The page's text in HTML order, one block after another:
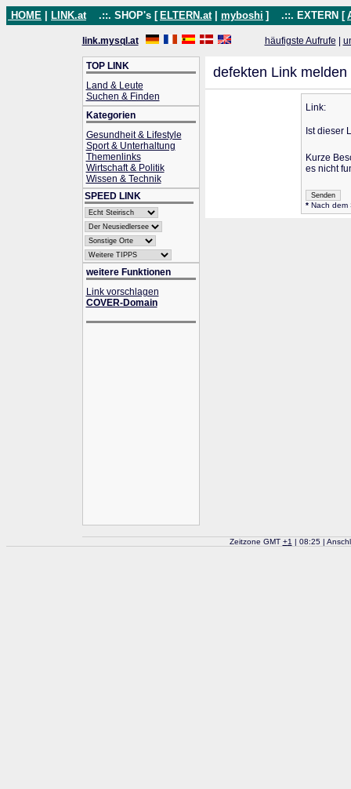
HOME LINK.at .::. SHOP's [ ELTERN.at myboshi ] .::. EXTERN [
link.mysql.at häufigste Aufrufe
TOP LINK
Land & Leute
Suchen & Finden
Kategorien
Gesundheit & Lifestyle
Sport & Unterhaltung
Themenlinks
Wirtschaft & Politik
Wissen & Technik
SPEED LINK
weitere Funktionen
Link vorschlagen
COVER-Domain
defekten Link melden
Link:
Ist dieser
Kurze
es nicht
*Nach dem
Zeitzone GMT +1 | 08:25 |